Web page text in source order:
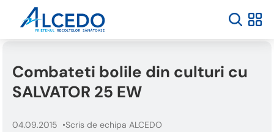
Welcome
Accessibility
reader.
start
Combateti bolile din culturi cu
SALVATOR 25 EW
04.09.2015 Scris de echipa ALCEDO